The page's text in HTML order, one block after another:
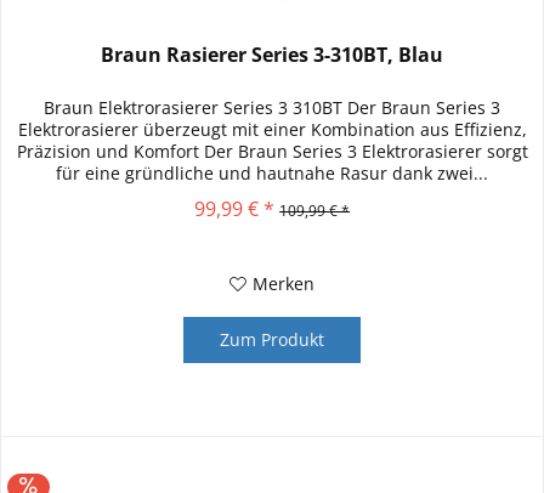
Braun Rasierer Series 3-310BT, Blau
Braun Elektrorasierer Series 3 310BT Der Braun Series 3
Elektrorasierer überzeugt mit einer Kombination aus Effizienz,
Präzision und Komfort Der Braun Series 3 Elektrorasierer sorgt
für eine gründliche und hautnahe Rasur dank zwei...
99,99 € * 109,99 € *
Merken
Zum Produkt